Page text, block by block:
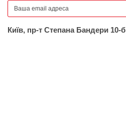
Київ, пр-т Степана Бандери 10-б